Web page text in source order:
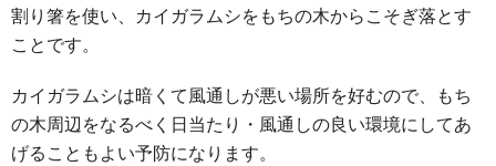
割り箸を使い、カイガラムシをもちの木からこそぎ落とす
ことです。
カイガラムシは暗くて風通しが悪い場所を好むので、もち
の木周辺をなるべく日当たり・風通しの良い環境にしてあ
げることもよい予防になります。